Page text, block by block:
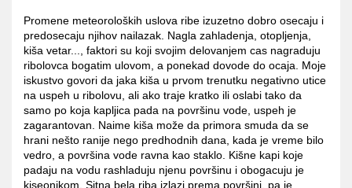
Promene meteoroloških uslova ribe izuzetno dobro osecaju i
predosecaju njihov nailazak. Nagla zahladenja, otopljenja,
kiša vetar..., faktori su koji svojim delovanjem cas nagraduju
ribolovca bogatim ulovom, a ponekad dovode do ocaja. Moje
iskustvo govori da jaka kiša u prvom trenutku negativno utice
na uspeh u ribolovu, ali ako traje kratko ili oslabi tako da
samo po koja kapljica pada na površinu vode, uspeh je
zagarantovan. Naime kiša može da primora smuda da se
hrani nešto ranije nego predhodnih dana, kada je vreme bilo
vedro, a površina vode ravna kao staklo. Kišne kapi koje
padaju na vodu rashladuju njenu površinu i obogacuju je
kiseonikom. Sitna bela riba izlazi prema površini, pa je